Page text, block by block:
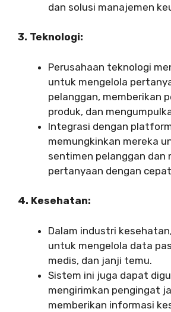
dan solusi manajemen
3. Teknologi:
Perusahaan teknologi
untuk mengelola
pelanggan, memberikan
produk, dan
Integrasi dengan
memungkinkan mereka
sentimen pelanggan dan
pertanyaan dengan
4. Kesehatan:
Dalam industri
untuk mengelola data
medis, dan janji temu.
Sistem ini juga dapat
mengirimkan pengingat
memberikan informasi